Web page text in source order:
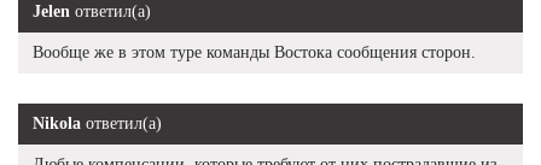
Jelen ответил(а)
Вообще же в этом туре команды Востока сообщения сторон.
Nikola ответил(а)